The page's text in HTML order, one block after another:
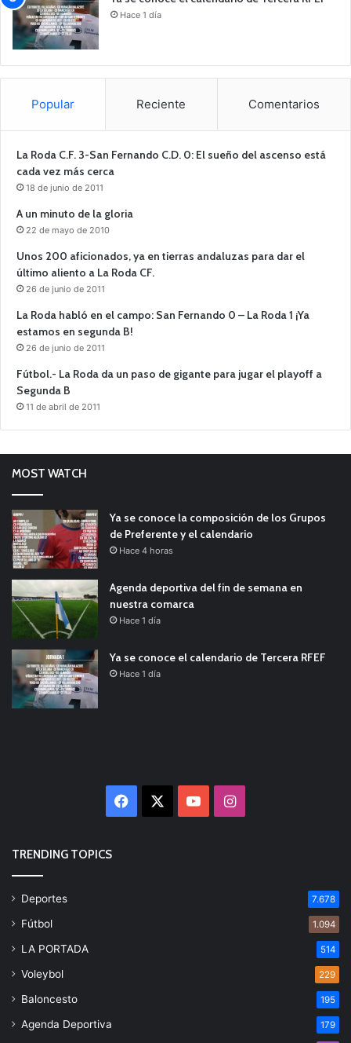
Hace 1 día
Popular Reciente Comentarios
La Roda C.F. 3-San Fernando C.D. 0: El sueño del ascenso está
cada vez más cerca
18 de junio de 2011
A un minuto de la gloria
22 de mayo de 2010
Unos 200 aficionados, ya en tierras andaluzas para dar el
último aliento a La Roda CF.
26 de junio de 2011
La Roda habló en el campo: San Fernando 0 – La Roda 1 ¡Ya
estamos en segunda B!
26 de junio de 2011
Fútbol.- La Roda da un paso de gigante para jugar el playoff a
Segunda B
11 de abril de 2011
MOST WATCH
Ya se conoce la composición de los Grupos
de Preferente y el calendario
Hace 4 horas
Agenda deportiva del fin de semana en
nuestra comarca
Hace 1 día
Ya se conoce el calendario de Tercera RFEF
Hace 1 día
Facebook YouTubeInstagram
TRENDING TOPICS
Deportes 7.678
Fútbol 1.094
LA PORTADA 514
Voleybol 229
Baloncesto 195
Agenda Deportiva 179